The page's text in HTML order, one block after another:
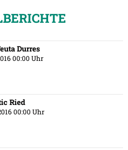
Durres
00:00 Uhr
Ried
00:00 Uhr